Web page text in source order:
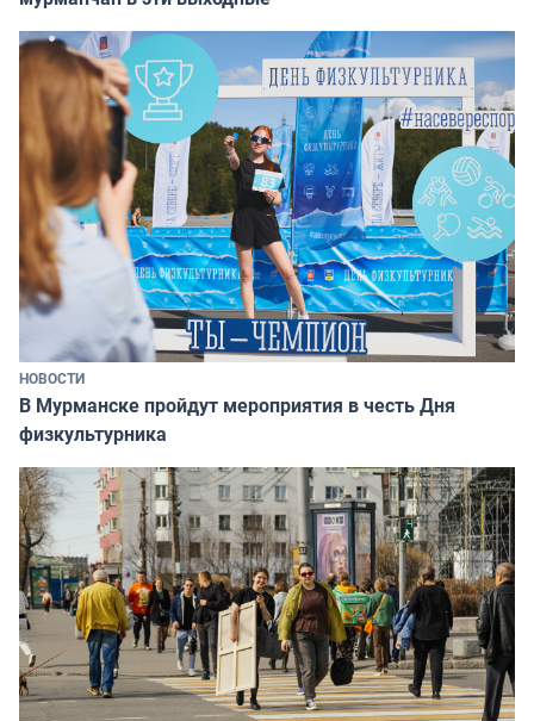
НОВОСТИ
В Мурманске пройдут мероприятия в честь Дня
физкультурника